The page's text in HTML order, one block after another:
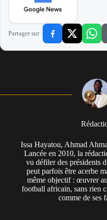
Partager sur :
Issa Hayatou, Ahmad
Lancée en 2010, la
vu défiler des présidents
peut parfois être acerbe
même objectif : œuvrer
football africain, sans rien
comme de ses